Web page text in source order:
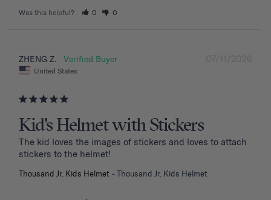
Was this helpful? 0 0
07/11/2026
ZHENG Z.
United States
Kid's Helmet with Stickers
The kid loves the images of stickers and loves to attach
stickers to the helmet!
Thousand Jr. Kids Helmet Thousand Jr. Kids Helmet